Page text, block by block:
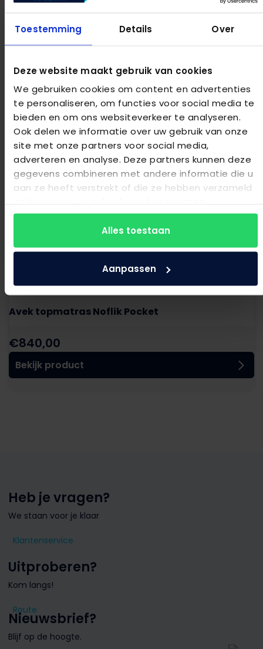
Toestemming Details Over
Deze website maakt gebruik van cookies
We gebruiken cookies om content en advertenties
te personaliseren, om functies voor social media te
bieden en om ons websiteverkeer te analyseren.
Ook delen we informatie over uw gebruik van onze
site met onze partners voor social media,
adverteren en analyse. Deze partners kunnen deze
gegevens combineren met andere informatie die u
aan ze heeft verstrekt of die ze hebben verzameld
Alles toestaan
Aanpassen
Avek topmatras Simmer Optifoam
€545,00
Bekijk product
Avek topmatras Noflik Pocket
€840,00
Bekijk product
Heb je vragen?
We staan voor je klaar
Klantenservice
Uitproberen?
Kom langs!
Route
Nieuwsbrief?
Blijf op de hoogte.